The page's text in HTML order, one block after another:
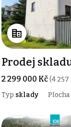
Prodej
2 299 000 Kč(4 257
Typ sklady Plocha